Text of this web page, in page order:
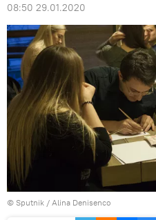
08:50 29.01.2020
© Sputnik / Alina Denisenco